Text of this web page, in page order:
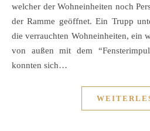
welcher der Wohneinheiten noch
der Ramme geöffnet. Ein Trupp
die verrauchten Wohneinheiten, ein
von außen mit dem
konnten sich…